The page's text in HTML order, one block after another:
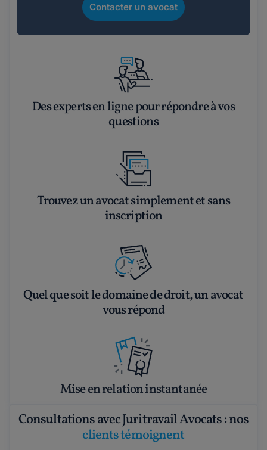
Contacter un avocat
Des experts en ligne pour répondre à vos
questions
Trouvez un avocat simplement et sans
inscription
Quel que soit le domaine de droit, un avocat
vous répond
Mise en relation instantanée
Consultations avec Juritravail Avocats : nos
clients témoignent